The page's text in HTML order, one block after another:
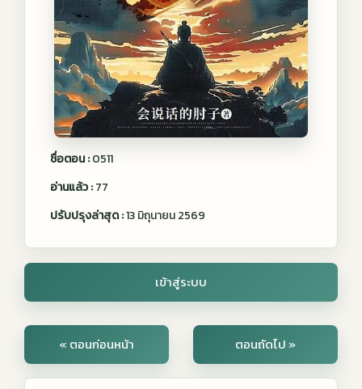
ชื่อตอน :0511
อ่านแล้ว :77
ปรับปรุงล่าสุด :13 มิถุนายน 2569
เข้าสู่ระบบ
« ตอนก่อนหน้า ตอนถัดไป »